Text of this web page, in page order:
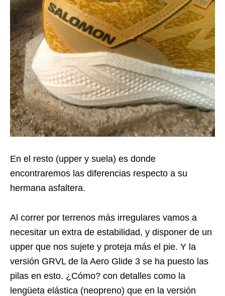
En el resto (upper y suela) es donde
encontraremos las diferencias respecto a su
hermana asfaltera.
Al correr por terrenos más irregulares vamos a
necesitar un extra de estabilidad, y disponer de un
upper que nos sujete y proteja más el pie. Y la
versión GRVL de la Aero Glide 3 se ha puesto las
pilas en esto. ¿Cómo? con detalles como la
lengüeta elástica (neopreno) que en la versión